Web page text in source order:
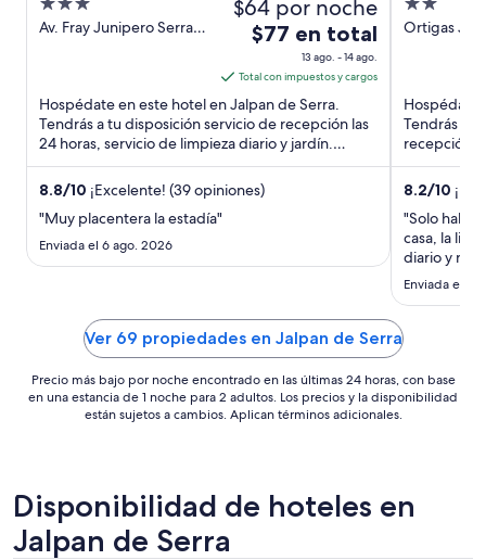
out
Av. Fray Junipero Serra
$64 por noche
El
es
de
$77
en
total
por
14
ago
$77 en total
13 ago. - 14 ago.
Total con impuestos y cargos
Hospédate en este hotel en Jalpan de Serra.
Tendrás a tu disposición servicio de recepción las
24 horas, servicio de limpieza diario y jardín.
Estarás muy cerca ...
8.8/10 ¡Excelente! (39 opiniones)
"Muy placentera la estadía"
Enviada el 6 ago. 2026
out
Ortigas
Hospédate
Tendrás a
recepción
diario.
8.2/10
"Solo habia
casa, la
diario y no
la persona
Enviada el
Ver 69 propiedades en Jalpan de Serra
Precio más bajo por noche encontrado en las últimas 24 horas, con base
en una estancia de 1 noche para 2 adultos. Los precios y la disponibilidad
están sujetos a cambios. Aplican términos adicionales.
Disponibilidad de hoteles en
Jalpan de Serra